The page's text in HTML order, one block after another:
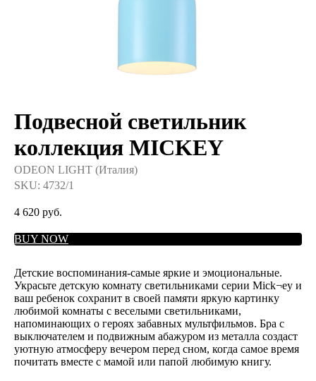
Подвесной светильник
коллекция MICKEY
ODEON LIGHT (Италия)
SKU: 4732/1
4 620 руб.
BUY NOW
Детские воспоминания-самые яркие и эмоциональные.
Украсьте детскую комнату светильниками серии Mick¬ey и
ваш ребенок сохранит в своей памяти яркую картинку
любимой комнаты с веселыми светильниками,
напоминающих о героях забавных мультфильмов. Бра с
выключателем и подвижным абажуром из металла создаст
уютную атмосферу вечером перед сном, когда самое время
почитать вместе с мамой или папой любимую книгу.